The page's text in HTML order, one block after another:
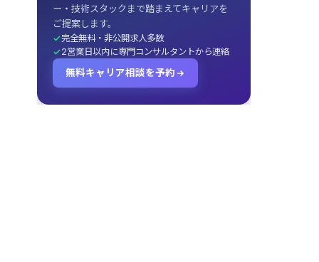
ー・技術スタックまで踏まえてキャリアを
ご提案します。
完全無料・非公開求人多数
2営業日以内に専門コンサルタントから連絡
無料キャリア相談を予約